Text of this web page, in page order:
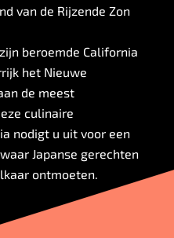
van de Rijzende Zon
beroemde California
het Nieuwe
de meest
culinaire
nodigt u uit voor een
Japanse gerechten
ontmoeten.